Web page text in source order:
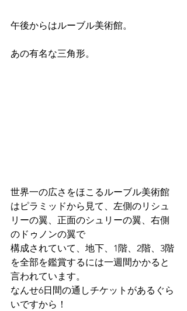
午後からはルーブル美術館。
あの有名な三角形。
世界一の広さをほこるルーブル美術館
はピラミッドから見て、左側のリシュ
リーの翼、正面のシュリーの翼、右側
のドゥノンの翼で
構成されていて、地下、1階、2階、3階
を全部を鑑賞するには一週間かかると
言われています。
なんせ6日間の通しチケットがあるぐら
いですから！